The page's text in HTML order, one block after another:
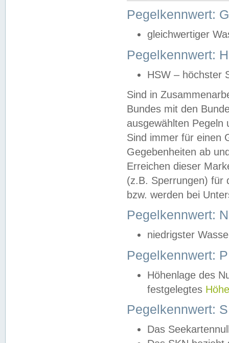
Pegelkennwert:
gleichwertiger
Pegelkennwert:
HSW – höchster
Sind in
Bundes mit den
ausgewählten
Sind immer für einen
Gegebenheiten ab
Erreichen dieser
(z.B. Sperrungen) für
bzw. werden bei
Pegelkennwert:
niedrigster
Pegelkennwert:
Höhenlage des
festgelegtes
Pegelkennwert:
Das